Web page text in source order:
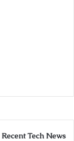
Recent Tech News